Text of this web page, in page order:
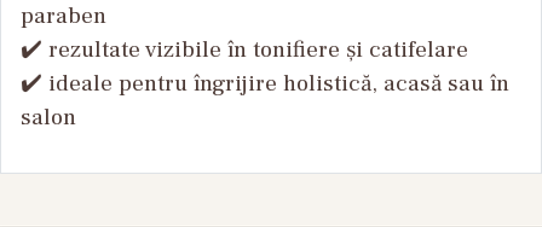
paraben
✔️ rezultate vizibile în tonifiere și catifelare
✔️ ideale pentru îngrijire holistică, acasă sau în
salon